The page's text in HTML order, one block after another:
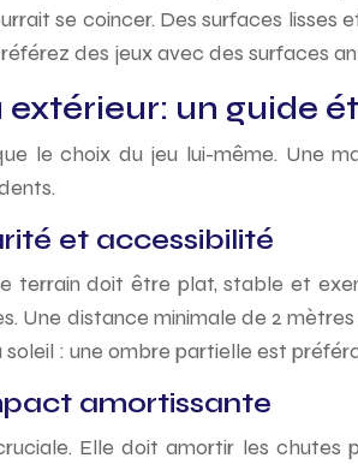
se coincer. Des surfaces
des jeux avec des surfaces
un guide
le choix du jeu lui-même. Une
et accessibilité
terrain doit être plat, stable et
Une distance minimale de 2
: une ombre partielle est
amortissante
Elle doit amortir les chutes